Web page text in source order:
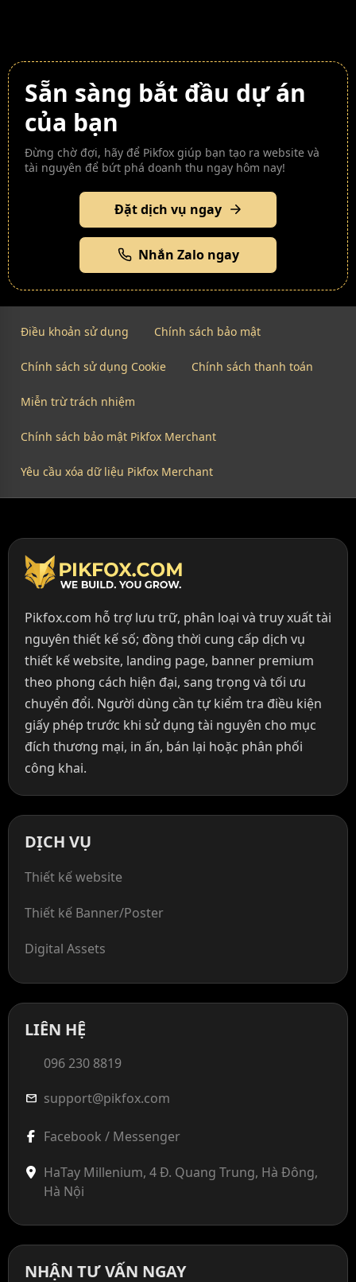
Sẵn sàng bắt đầu dự án
của bạn
Đừng chờ đợi, hãy để Pikfox giúp bạn tạo ra website và
tài nguyên để bứt phá doanh thu ngay hôm nay!
Đặt dịch vụ ngay
Nhắn Zalo ngay
Điều khoản sử dụng Chính sách bảo mật
Chính sách sử dụng Cookie Chính sách thanh toán
Miễn trừ trách nhiệm
Chính sách bảo mật Pikfox Merchant
Yêu cầu xóa dữ liệu Pikfox Merchant
Pikfox.com hỗ trợ lưu trữ, phân loại và truy xuất tài
nguyên thiết kế số; đồng thời cung cấp dịch vụ
thiết kế website, landing page, banner premium
theo phong cách hiện đại, sang trọng và tối ưu
chuyển đổi. Người dùng cần tự kiểm tra điều kiện
giấy phép trước khi sử dụng tài nguyên cho mục
đích thương mại, in ấn, bán lại hoặc phân phối
công khai.
DỊCH VỤ
Thiết kế website
Thiết kế Banner/Poster
Digital Assets
LIÊN HỆ
096 230 8819
mail support@pikfox.com
Facebook / Messenger
HaTay Millenium, 4 Đ. Quang Trung, Hà Đông,
Hà Nội
NHẬN TƯ VẤN NGAY